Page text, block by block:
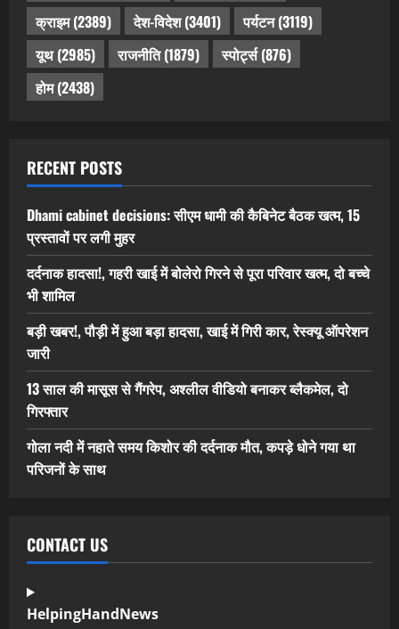
क्राइम(2389) देश-विदेश(3401) पर्यटन(3119)
यूथ(2985) राजनीति(1879) स्पोर्ट्स(876)
होम(2438)
RECENT POSTS
Dhami cabinet decisions: सीएम धामी की कैबिनेट बैठक खत्म, 15
प्रस्तावों पर लगी मुहर
दर्दनाक हादसा!, गहरी खाई में बोलेरो गिरने से पूरा परिवार खत्म, दो बच्चे
भी शामिल
बड़ी खबर!, पौड़ी में हुआ बड़ा हादसा, खाई में गिरी कार, रेस्क्यू ऑपरेशन
जारी
13 साल की मासूस से गैंगरेप, अश्लील वीडियो बनाकर ब्लैकमेल, दो
गिरफ्तार
गोला नदी में नहाते समय किशोर की दर्दनाक मौत, कपड़े धोने गया था
परिजनों के साथ
CONTACT US
HelpingHandNews